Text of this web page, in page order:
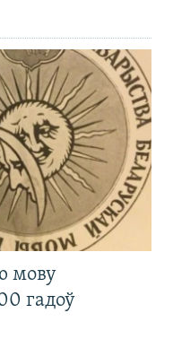
мову
гадоў